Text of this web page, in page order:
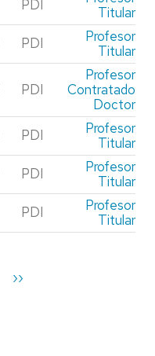
PDI
Titular
PDI
Profesor
Titular
PDI
Profesor
Contratado
Doctor
PDI
Profesor
Titular
PDI
Profesor
Titular
PDI
Profesor
Titular
Siguiente
››